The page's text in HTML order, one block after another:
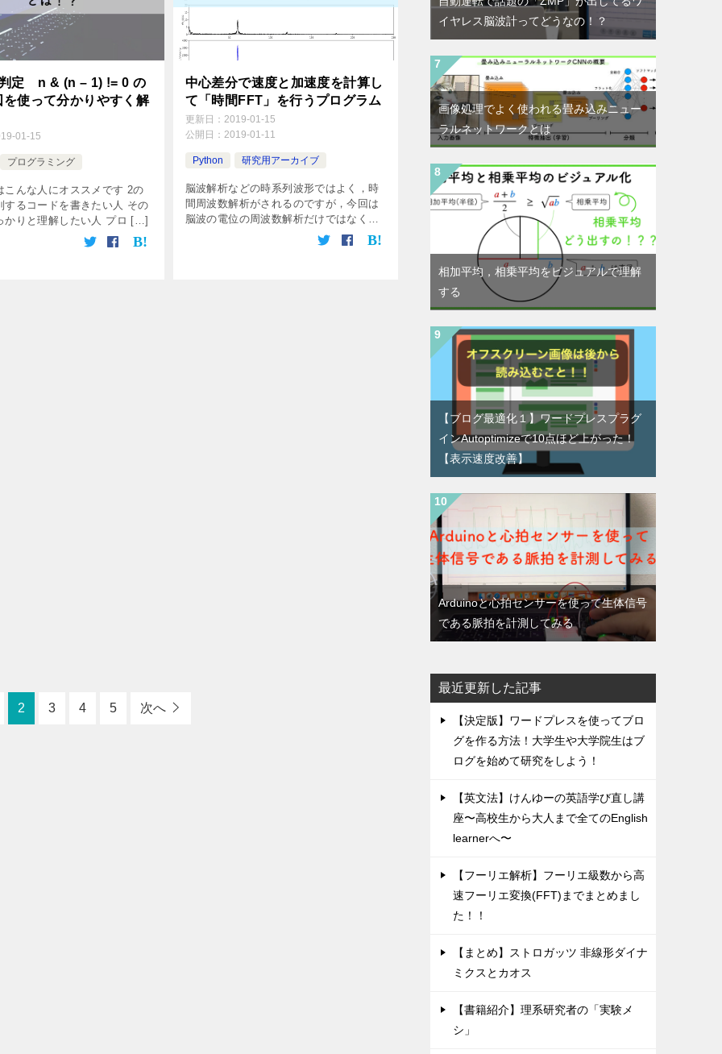
定 n & (n – 1) != 0 の
を使って分かりやすく解
01-15
プログラミング
こんな人にオススメです 2の
するコードを書きたい人 その
かりと理解したい人 プロ […]
中心差分で速度と加速度を計算し
て「時間FFT」を行うプログラム
更新日： 2019-01-15
公開日： 2019-01-11
Python 研究用アーカイブ
脳波解析などの時系列波形ではよく，時
間周波数解析がされるのですが，今回は
脳波の電位の周波数解析だけではなく，
2 3 4 5 次へ
イヤレス脳波計ってどうなの！？
画像処理でよく使われる畳み込みニュー
ラルネットワークとは
相加平均，相乗平均をビジュアルで理解
する
【ブログ最適化１】ワードプレスプラグ
インAutoptimizeで10点ほど上がった！
【表示速度改善】
Arduinoと心拍センサーを使って生体信号
である脈拍を計測してみる
最近更新した記事
【決定版】ワードプレスを使ってブロ
グを作る方法！大学生や大学院生はブ
ログを始めて研究をしよう！
【英文法】けんゆーの英語学び直し講
座〜高校生から大人まで全てのEnglish
learnerへ〜
【フーリエ解析】フーリエ級数から高
速フーリエ変換(FFT)までまとめまし
た！！
【まとめ】ストロガッツ 非線形ダイナ
ミクスとカオス
【書籍紹介】理系研究者の「実験メ
シ」